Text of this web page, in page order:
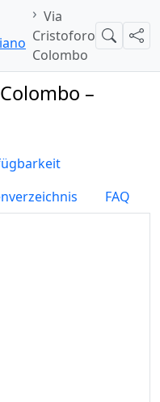
Via
Cristoforo
Colombo
Suche
–
FAQ